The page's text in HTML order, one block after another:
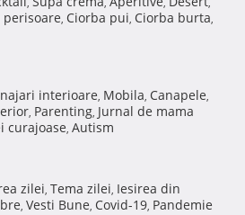
perisoare, Ciorba pui, Ciorba burta,
interioare, Mobila, Canapele,
, Parenting, Jurnal de mama
curajoase, Autism
zilei, Tema zilei, Iesirea din
, Vesti Bune, Covid-19, Pandemie